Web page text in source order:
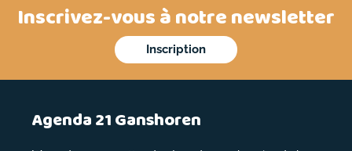
Inscrivez-vous à notre newsletter
Inscription
Agenda 21 Ganshoren